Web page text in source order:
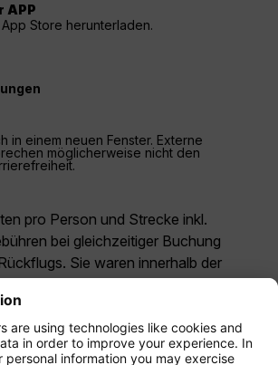
APP
Store herunterladen.
in einem neuen Fenster. Externe
möglicherweise nicht den
pro Person und Strecke inkl.
bei gleichzeitiger Buchung
Sie waren innerhalb der
mehr aktuell. Bei den für die
angegebenen Tarifen handelt es
Zero, unsere restriktivste